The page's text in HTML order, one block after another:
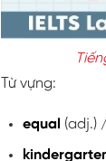
Từ vựng:
equal (adj.)